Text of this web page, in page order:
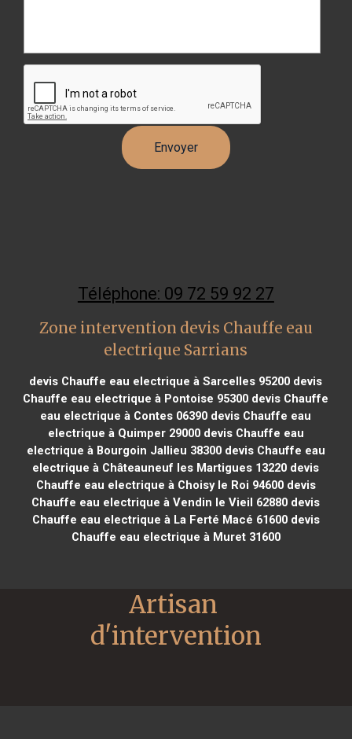
Téléphone: 09 72 59 92 27
Zone intervention devis Chauffe eau
electrique Sarrians
devis Chauffe eau electrique à Sarcelles 95200 devis
Chauffe eau electrique à Pontoise 95300 devis Chauffe
eau electrique à Contes 06390 devis Chauffe eau
electrique à Quimper 29000devis Chauffe eau
electrique à Bourgoin Jallieu 38300devis Chauffe eau
electrique à Châteauneuf les Martigues 13220 devis
Chauffe eau electrique à Choisy le Roi 94600devis
Chauffe eau electrique à Vendin le Vieil 62880 devis
Chauffe eau electrique à La Ferté Macé 61600devis
Chauffe eau electrique à Muret 31600
Artisan
d'intervention